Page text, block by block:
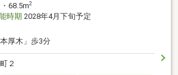
・68.5m2
時期 2028年4月下旬予定
厚木」歩3分
２